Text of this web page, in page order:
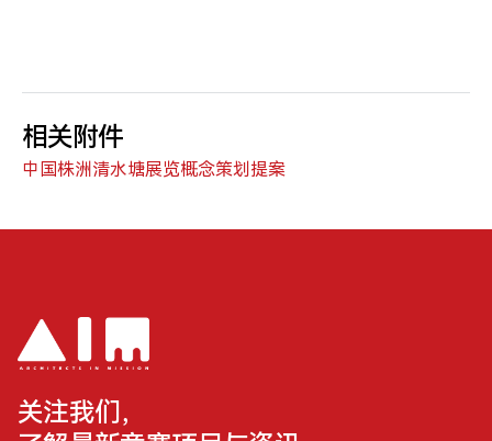
相关附件
中国株洲清水塘展览概念策划提案
关注我们，